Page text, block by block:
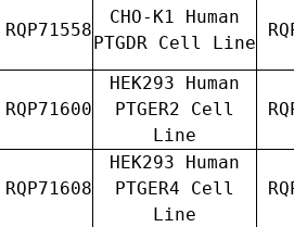
RQP71558
CHO-K1 Human
PTGDR Cell Line
RQP71600
HEK293 Human
PTGER2 Cell
Line
RQP71608
HEK293 Human
PTGER4 Cell
Line